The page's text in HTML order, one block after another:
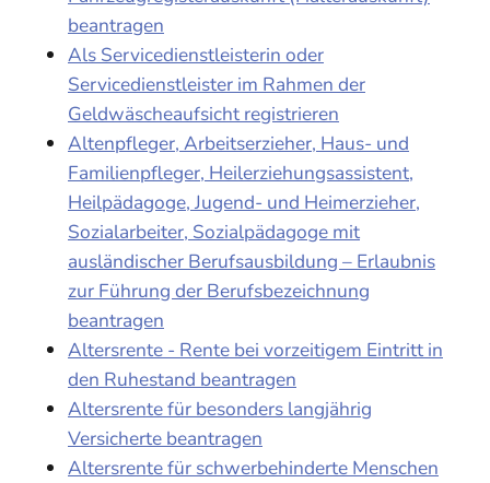
beantragen
Als Servicedienstleisterin oder
Servicedienstleister im Rahmen der
Geldwäscheaufsicht registrieren
Altenpfleger, Arbeitserzieher, Haus- und
Familienpfleger, Heilerziehungsassistent,
Heilpädagoge, Jugend- und Heimerzieher,
Sozialarbeiter, Sozialpädagoge mit
ausländischer Berufsausbildung – Erlaubnis
zur Führung der Berufsbezeichnung
beantragen
Altersrente - Rente bei vorzeitigem Eintritt in
den Ruhestand beantragen
Altersrente für besonders langjährig
Versicherte beantragen
Altersrente für schwerbehinderte Menschen